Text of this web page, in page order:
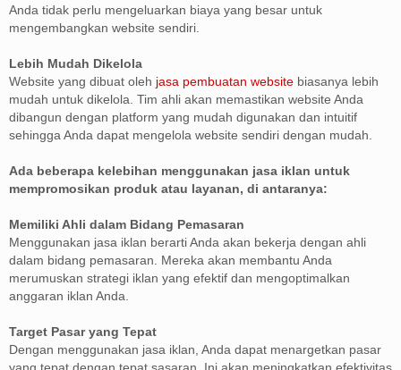
Anda tidak perlu mengeluarkan biaya yang besar untuk
mengembangkan website sendiri.
Lebih Mudah Dikelola
Website yang dibuat oleh jasa pembuatan website biasanya lebih
mudah untuk dikelola. Tim ahli akan memastikan website Anda
dibangun dengan platform yang mudah digunakan dan intuitif
sehingga Anda dapat mengelola website sendiri dengan mudah.
Ada beberapa kelebihan menggunakan jasa iklan untuk
mempromosikan produk atau layanan, di antaranya:
Memiliki Ahli dalam Bidang Pemasaran
Menggunakan jasa iklan berarti Anda akan bekerja dengan ahli
dalam bidang pemasaran. Mereka akan membantu Anda
merumuskan strategi iklan yang efektif dan mengoptimalkan
anggaran iklan Anda.
Target Pasar yang Tepat
Dengan menggunakan jasa iklan, Anda dapat menargetkan pasar
yang tepat dengan tepat sasaran. Ini akan meningkatkan efektivitas